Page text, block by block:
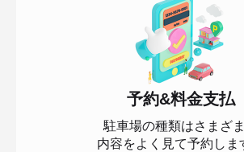
予約&料金支払
駐車場の種類はさまざま
内容をよく見て予約しま